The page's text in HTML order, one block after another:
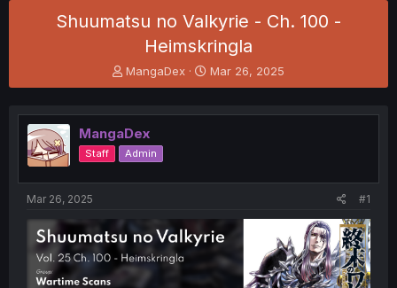
Shuumatsu no Valkyrie - Ch. 100 -
Heimskringla
T
h
e
a
d
s
t
e
r
MangaDex
S
t
r
t
Mar 26, 2025
MangaDex
Staff Admin
Mar 26, 2025 #1